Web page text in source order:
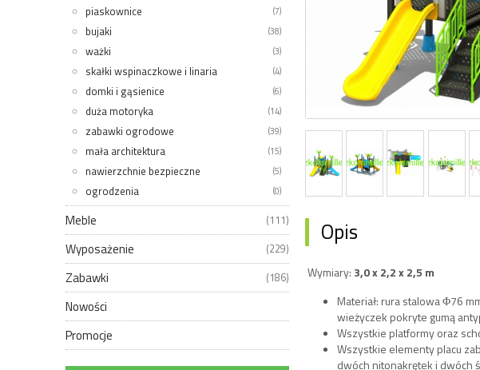
piaskownice (7)
bujaki (38)
ważki (3)
skałki wspinaczkowe i linaria (4)
domki i gąsienice (6)
duża motoryka (14)
zabawki ogrodowe (39)
mała architektura (15)
nawierzchnie bezpieczne (5)
ogrodzenia (0)
Meble (111)
Wyposażenie (229)
Zabawki (186)
Nowości
Promocje
Opis
Wymiary: 3,0 x 2,2 x 2,5 m
Materiał: rura stalowa Φ76
wieżyczek pokryte gumą
Wszystkie platformy oraz
Wszystkie elementy placu
dwóch nitonakrętek i dwóch